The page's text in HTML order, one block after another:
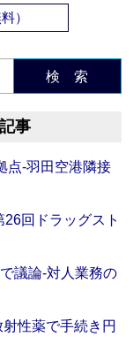
）
検 索
事
点‐羽田空港隣接
26回ドラッグスト
議論‐対人業務の
射性薬で手続き円